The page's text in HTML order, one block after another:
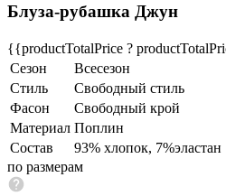
Блуза-рубашка Джун
{{productTotalPrice ?
Сезон
Всесезон
Стиль
Свободный стиль
Фасон
Свободный крой
Материал Поплин
Состав
93% хлопок, 7%эластан
по размерам